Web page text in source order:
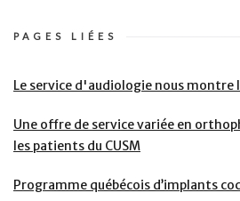
PAGES LIÉES
Le service d'audiologie nous montre
Une offre de service variée en
les patients du CUSM
Programme québécois d’implants